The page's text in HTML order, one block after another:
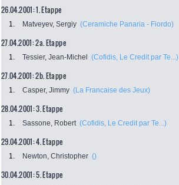
26.04.2001: 1. Etappe
1. Matveyev, Sergiy (Ceramiche Panaria - Fiordo)
27.04.2001: 2a. Etappe
1. Tessier, Jean-Michel (Cofidis, Le Credit par Te...)
27.04.2001: 2b. Etappe
1. Casper, Jimmy (La Francaise des Jeux)
28.04.2001: 3. Etappe
1. Sassone, Robert (Cofidis, Le Credit par Te...)
29.04.2001: 4. Etappe
1. Newton, Christopher ()
30.04.2001: 5. Etappe